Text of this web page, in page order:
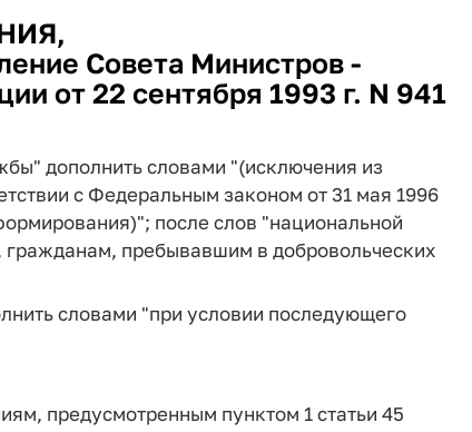
Совета Министров -
от 22 сентября 1993 г. N 941
дополнить словами "(исключения из
с Федеральным законом от 31 мая 1996
после слов "национальной
пребывавшим в добровольческих
словами "при условии последующего
предусмотренным пунктом 1 статьи 45